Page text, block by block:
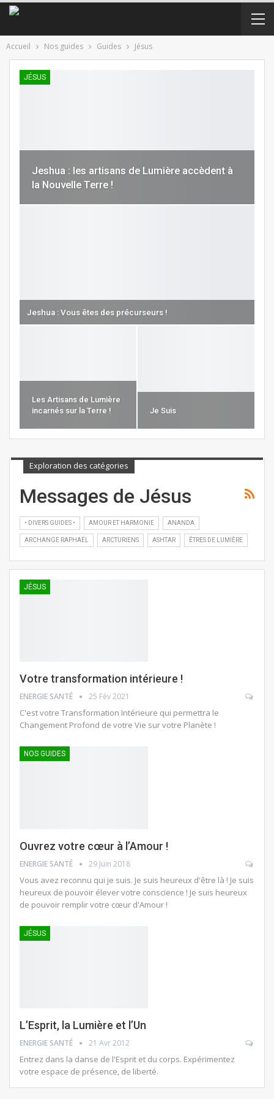
Accueil Nos guides Guides Jésus
JÉSUS
Jeshua : les artisans de Lumière accèdent à
la Nouvelle Terre !
Jeshua : Vous êtes des précurseurs !
Les Artisans de Lumière
incarnés sur la Terre !
Je Suis
Exploration des catégories
Messages de Jésus
• DIVERS GUIDES • AMOUR ET HARMONIE ANANDA
ARCHANGE RAPHAËL ARCTURIENS ASHTAR ÊTRES DE LUMIÈRE
JÉSUS
Votre transformation intérieure !
ENERGIE SANTÉ 25 Fév 2021
C'est votre Transformation Intérieure qui permettra le
Changement Profond de votre Vie sur votre Planète !
NOS GUIDES
Ouvrez votre cœur à l’Amour !
ENERGIE SANTÉ 29 Juin 2018
Vous avez reconnu qui je suis. Je suis heureux d'être là ! Je suis
heureux de pouvoir élever votre conscience ! Je suis heureux
de pouvoir remplir votre cœur d'Amour !
JÉSUS
L’Esprit, la Lumière et l’Un
ENERGIE SANTÉ 21 Avr 2012
Entrez dans la danse de l'Esprit et du corps. Expérimentez
votre espace de présence, de liberté.